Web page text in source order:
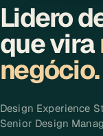
Lidero
que vira
negócio.
Design Experience
Senior Design